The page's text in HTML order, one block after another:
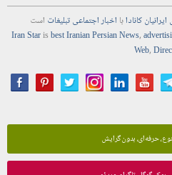
ایرانیان کانادابا اخباراجتماعیتبلیغات است
Iran Starisbest Iranian PersianNews,
Web,
حرفه‌ای، بدون گرایش